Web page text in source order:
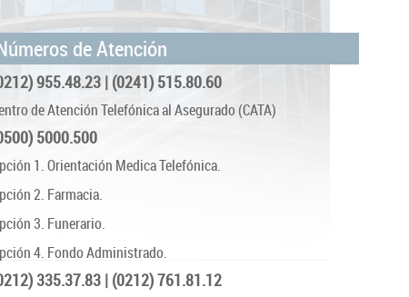
de Atención
955.48.23 | (0241) 515.80.60
de Atención Telefónica al Asegurado (CATA)
5000.500
1. Orientación Medica Telefónica.
2. Farmacia.
3. Funerario.
4. Fondo Administrado.
335.37.83 | (0212) 761.81.12